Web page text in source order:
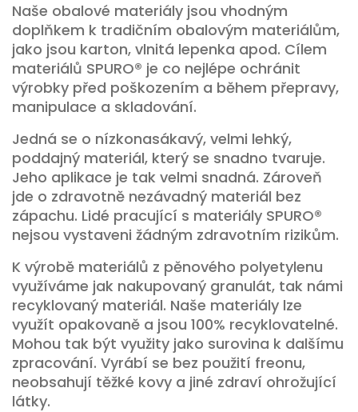
Naše obalové materiály jsou vhodným
doplňkem k tradičním obalovým materiálům,
jako jsou karton, vlnitá lepenka apod. Cílem
materiálů SPURO® je co nejlépe ochránit
výrobky před poškozením a během přepravy,
manipulace a skladování.
Jedná se o nízkonasákavý, velmi lehký,
poddajný materiál, který se snadno tvaruje.
Jeho aplikace je tak velmi snadná. Zároveň
jde o zdravotně nezávadný materiál bez
zápachu. Lidé pracující s materiály SPURO®
nejsou vystaveni žádným zdravotním rizikům.
K výrobě materiálů z pěnového polyetylenu
využíváme jak nakupovaný granulát, tak námi
recyklovaný materiál. Naše materiály lze
využít opakovaně a jsou 100% recyklovatelné.
Mohou tak být využity jako surovina k dalšímu
zpracování. Vyrábí se bez použití freonu,
neobsahují těžké kovy a jiné zdraví ohrožující
látky.